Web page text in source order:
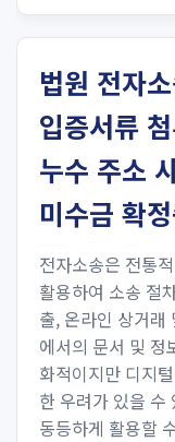
법원 전자
입증서류
누수 주소
미수금 확
전자소송은 전통
활용하여 소송 절
출, 온라인 상거래
에서의 문서 및 정
화적이지만 디지
한 우려가 있을 수
동등하게 활용할